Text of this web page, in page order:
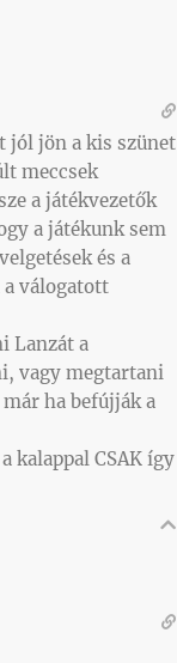
jól jön a kis szünet
meccsek
a játékvezetők
a játékunk sem
és a
a válogatott
Lanzát a
vagy megtartani
ha befújják a
kalappal CSAK így